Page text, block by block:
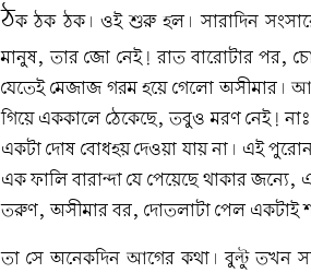
ঠক ঠক ঠক। ওই শুরু হল। সারাদিন
মানুষ, তার জো নেই! রাত বারোটার পর,
যেতেই মেজাজ গরম হয়ে গেলো অসীমার।
গিয়ে এককালে ঠেকেছে, তবুও মরণ নেই!
একটা দোষ বোধহয় দেওয়া যায় না। এই
এক ফালি বারান্দা যে পেয়েছে থাকার
তরুণ, অসীমার বর, দোতলাটা পেল একটাই
তা সে অনেকদিন আগের কথা। বুল্টু তখন